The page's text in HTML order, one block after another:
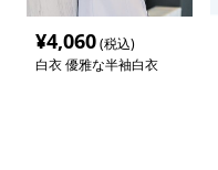
¥4,060(税込)
白衣 優雅な半袖白衣